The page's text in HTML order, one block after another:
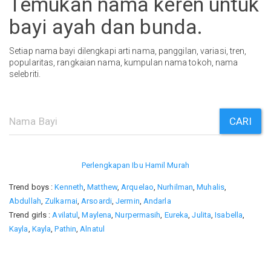
bayi ayah dan bunda.
Setiap nama bayi dilengkapi arti nama, panggilan, variasi, tren,
popularitas, rangkaian nama, kumpulan nama tokoh, nama
selebriti.
CARI
Perlengkapan Ibu Hamil Murah
Trend boys :Kenneth ,Matthew, Arquelao ,Nurhilman ,Muhalis,
Abdullah Zulkarnai, Arsoardi,Jermin Andarla
Trend girls : Avilatul ,Maylena ,Nurpermasih Eureka ,Julita ,Isabella
Kayla Kayla ,Pathin Alnatul